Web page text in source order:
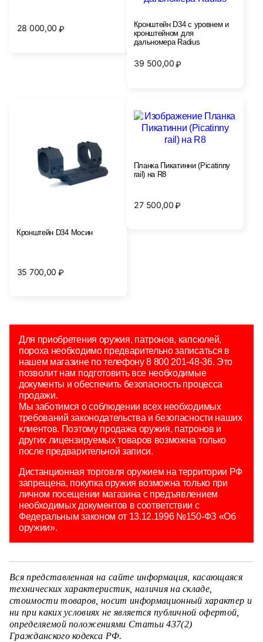
28 000,00 ₽
Кронштейн D34 с уровнем и
кронштейном для
дальномера Radius
39 500,00 ₽
Кронштейн D34 Мосин
35 700,00 ₽
Планка Пикатинни (Picatinny
rail) на R8
27 500,00 ₽
Для приобретения оружия, патронов, капсюлей,
пороха необходимо предварительно записаться в
нашем магазине по телефону 8 800 201-48-36. Это
позволит нам подготовить все необходимые
документы и обеспечить безопасность процесса
продажи.
Мы заботимся о соблюдении всех необходимых
требований законодательства и безопасности наших
клиентов. Поэтому продажа оружия, патронов и
других лицензируемых товаров возможна только
после предварительной записи.
Дистанционная торговля оружием на территории РФ
запрещена, покупка оружия возможна только при
личном посещении магазина с предъявлением
необходимых документов в соответствии с
Федеральным законом от 13.12.1996 №150-ФЗ «Об
оружии».
Вся представленная на сайте информация, касающаяся
технических характеристик, наличия на складе,
стоимости товаров, носит информационный характер и
ни при каких условиях не является публичной офертой,
определяемой положениями Статьи 437(2)
Гражданского кодекса РФ.